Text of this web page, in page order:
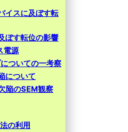
イスに及ぼす転
ぼす転位の影響
電源
ついての一考察
について
陥のSEM観察
の利用